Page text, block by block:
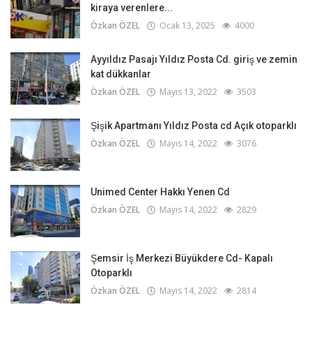
kiraya verenlere...
Özkan ÖZEL Ocak 13, 2025 4000
Ayyıldız Pasajı Yıldız Posta Cd. giriş ve zemin
kat dükkanlar
Özkan ÖZEL Mayıs 13, 2022 3503
Şişik Apartmanı Yıldız Posta cd Açık otoparklı
Özkan ÖZEL Mayıs 14, 2022 3076
Unimed Center Hakkı Yenen Cd
Özkan ÖZEL Mayıs 14, 2022 2829
Şemsir İş Merkezi Büyükdere Cd- Kapalı
Otoparklı
Özkan ÖZEL Mayıs 14, 2022 2814